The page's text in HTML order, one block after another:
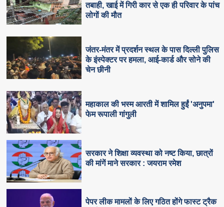
तबाही, खाई में गिरी कार से एक ही परिवार के पांच
लोगों की मौत
जंतर-मंतर में प्रदर्शन स्थल के पास दिल्ली पुलिस
के इंस्पेक्टर पर हमला, आई-कार्ड और सोने की
चेन छीनी
महाकाल की भस्म आरती में शामिल हुईं 'अनुपमा'
फेम रूपाली गांगुली
सरकार ने शिक्षा व्यवस्था को नष्ट किया, छात्रों
की मांगें माने सरकार : जयराम रमेश
पेपर लीक मामलों के लिए गठित होंगे फास्ट ट्रैक